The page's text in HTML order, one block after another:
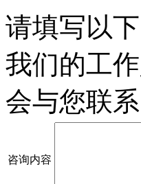
请填写以
我们的工
会与您联系
咨询内容